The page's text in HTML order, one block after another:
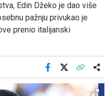
Edin Džeko je dao više
pažnju privukao je
prenio italijanski
Facebook